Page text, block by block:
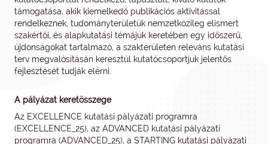
támogatása, akik kiemelkedő publikációs aktivitással
rendelkeznek, tudományterületük nemzetközileg elismert
szakértői, és alapkutatási témájuk keretében egy időszerű,
újdonságokat tartalmazó, a szakterületen releváns kutatási
terv megvalósításán keresztül kutatócsoportjuk jelentős
fejlesztését tudják elérni.
A pályázat keretösszege
Az EXCELLENCE kutatási pályázati programra
(EXCELLENCE_25), az ADVANCED kutatási pályázati
programra (ADVANCED_25), a STARTING kutatási pályázati